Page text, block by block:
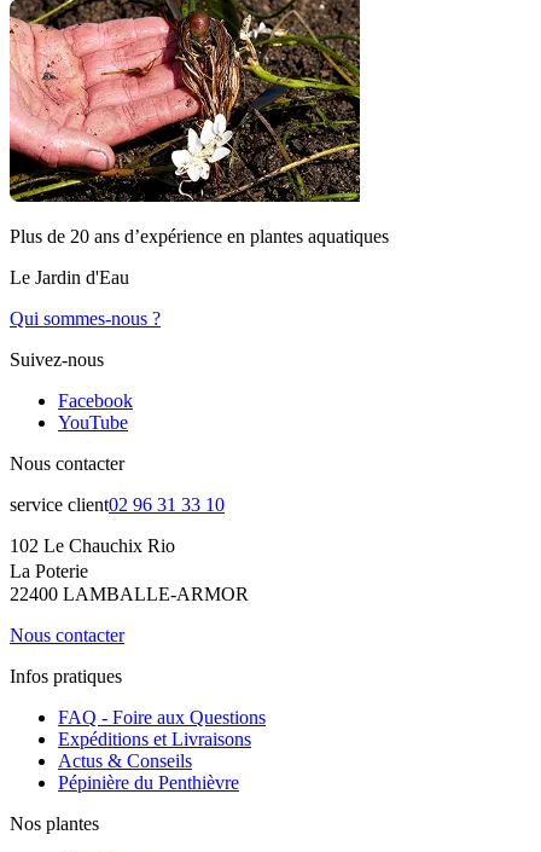
Plus de 20 ans d’expérience en plantes aquatiques
Le Jardin d'Eau
Qui sommes-nous ?
Suivez-nous
Facebook
YouTube
Nous contacter
service client02 96 31 33 10
102 Le Chauchix Rio
La Poterie
22400 LAMBALLE-ARMOR
Nous contacter
Infos pratiques
FAQ - Foire aux Questions
Expéditions et Livraisons
Actus & Conseils
Pépinière du Penthièvre
Nos plantes